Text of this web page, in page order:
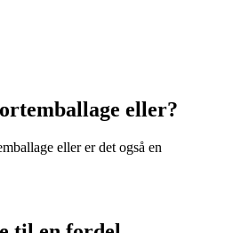
eller?
eller er det også en